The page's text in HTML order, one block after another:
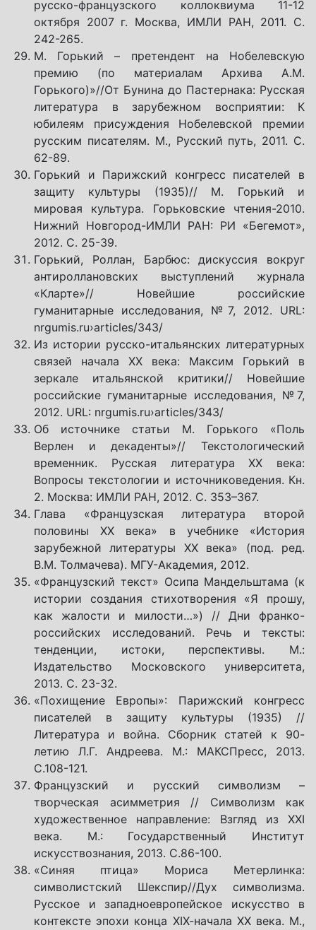
русско-французского коллоквиума 11-12
октября 2007 г. Москва, ИМЛИ РАН, 2011. С.
242-265.
М. Горький – претендент на Нобелевскую
премию (по материалам Архива А.М.
Горького)»//От Бунина до Пастернака: Русская
литература в зарубежном восприятии: К
юбилеям присуждения Нобелевской премии
русским писателям. М., Русский путь, 2011. С.
62-89.
Горький и Парижский конгресс писателей в
защиту культуры (1935)// М. Горький и
мировая культура. Горьковские чтения-2010.
Нижний Новгород-ИМЛИ РАН: РИ «Бегемот»,
2012. С. 25-39.
Горький, Роллан, Барбюс: дискуссия вокруг
антироллановских выступлений журнала
«Кларте»// Новейшие российские
гуманитарные исследования, №7, 2012. URL:
nrgumis.ru›articles/343/
Из истории русско-итальянских литературных
связей начала ХХ века: Максим Горький в
зеркале итальянской критики// Новейшие
российские гуманитарные исследования, №7,
2012. URL: nrgumis.ru›articles/343/
Об источнике статьи М. Горького «Поль
Верлен и декаденты»// Текстологический
временник. Русская литература XX века:
Вопросы текстологии и источниковедения. Кн.
2. Москва: ИМЛИ РАН, 2012. С. 353–367.
Глава «Французская литература второй
половины ХХ века» в учебнике «История
зарубежной литературы ХХ века» (под. ред.
В.М. Толмачева). МГУ-Академия, 2012.
«Французский текст» Осипа Мандельштама (к
истории создания стихотворения «Я прошу,
как жалости и милости…») // Дни франко-
российских исследований. Речь и тексты:
тенденции, истоки, перспективы. М.:
Издательство Московского университета,
2013. С. 23-32.
«Похищение Европы»: Парижский конгресс
писателей в защиту культуры (1935) //
Литература и война. Сборник статей к 90-
летию Л.Г. Андреева. М.: МАКСПресс, 2013.
С.108-121.
Французский и русский символизм –
творческая асимметрия // Символизм как
художественное направление: Взгляд из ХХI
века. М.: Государственный Институт
искусствознания, 2013. С.86-100.
«Синяя птица» Мориса Метерлинка:
символистский Шекспир//Дух символизма.
Русское и западноевропейское искусство в
контексте эпохи конца ХIХ-начала ХХ века. М.,